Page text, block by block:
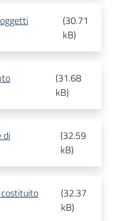
(30.71
kB)
(31.68
kB)
di
(32.59
kB)
costituito
(32.37
kB)